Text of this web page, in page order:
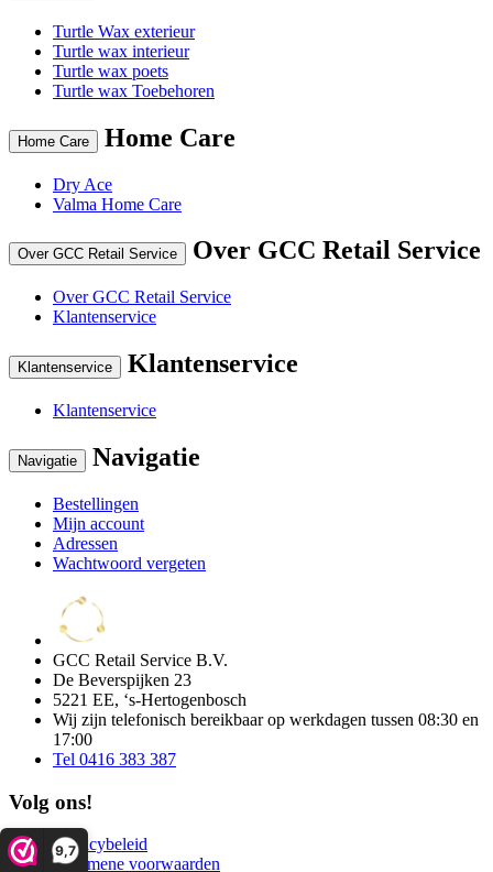
9,7
Turtle Wax exterieur
Turtle wax interieur
Turtle wax poets
Turtle wax Toebehoren
Home Care Home Care
Dry Ace
Valma Home Care
Over GCC Retail Service Over GCC Retail Service
Over GCC Retail Service
Klantenservice
Klantenservice Klantenservice
Klantenservice
Navigatie Navigatie
Bestellingen
Mijn account
Adressen
Wachtwoord vergeten
GCC Retail Service B.V.
De Beverspijken 23
5221 EE, ‘s-Hertogenbosch
Wij zijn telefonisch bereikbaar op werkdagen tussen 08:30 en
17:00
Tel 0416 383 387
Volg ons!
Privacybeleid
Algemene voorwaarden